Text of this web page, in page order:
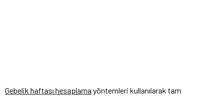
Gebelik haftası hesaplama yöntemleri kullanılarak tam